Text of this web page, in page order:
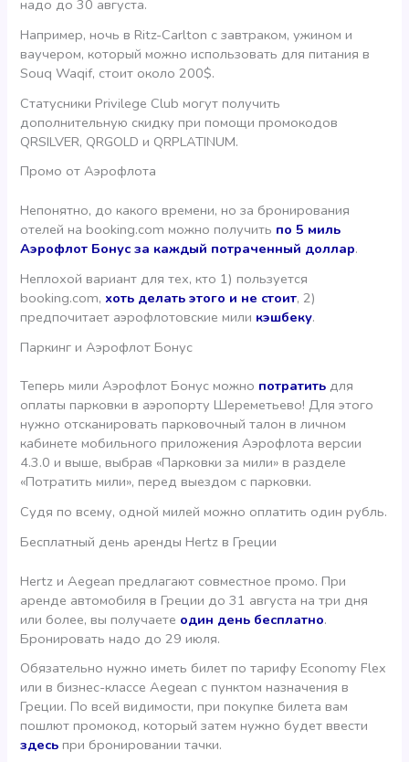
надо до 30 августа.
Например, ночь в Ritz-Carlton с завтраком, ужином и
ваучером, который можно использовать для питания в
Souq Waqif, стоит около 200$.
Статусники Privilege Club могут получить
дополнительную скидку при помощи промокодов
QRSILVER, QRGOLD и QRPLATINUM.
Промо от Аэрофлота
Непонятно, до какого времени, но за бронирования
отелей на booking.com можно получить по 5 миль
Аэрофлот Бонус за каждый потраченный доллар.
Неплохой вариант для тех, кто 1) пользуется
booking.com,хоть делать этого и не стоит, 2)
предпочитает аэрофлотовские мили кэшбеку.
Паркинг и Аэрофлот Бонус
Теперь мили Аэрофлот Бонус можно потратить для
оплаты парковки в аэропорту Шереметьево! Для этого
нужно отсканировать парковочный талон в личном
кабинете мобильного приложения Аэрофлота версии
4.3.0 и выше, выбрав «Парковки за мили» в разделе
«Потратить мили», перед выездом с парковки.
Судя по всему, одной милей можно оплатить один рубль.
Бесплатный день аренды Hertz в Греции
Hertz и Aegean предлагают совместное промо. При
аренде автомобиля в Греции до 31 августа на три дня
или более, вы получаете один день бесплатно.
Бронировать надо до 29 июля.
Обязательно нужно иметь билет по тарифу Economy Flex
или в бизнес-классе Aegean с пунктом назначения в
Греции. По всей видимости, при покупке билета вам
пошлют промокод, который затем нужно будет ввести
здесь при бронировании тачки.